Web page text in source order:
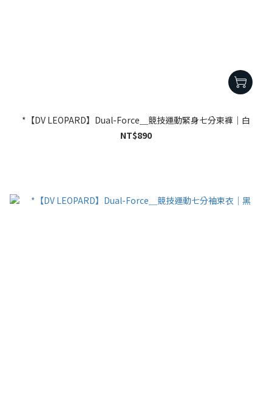
*【DV LEOPARD】Dual-Force＿競技運動緊身七分束褲｜白
NT$890